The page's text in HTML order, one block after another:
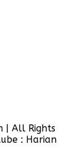
| All Rights
: Harian